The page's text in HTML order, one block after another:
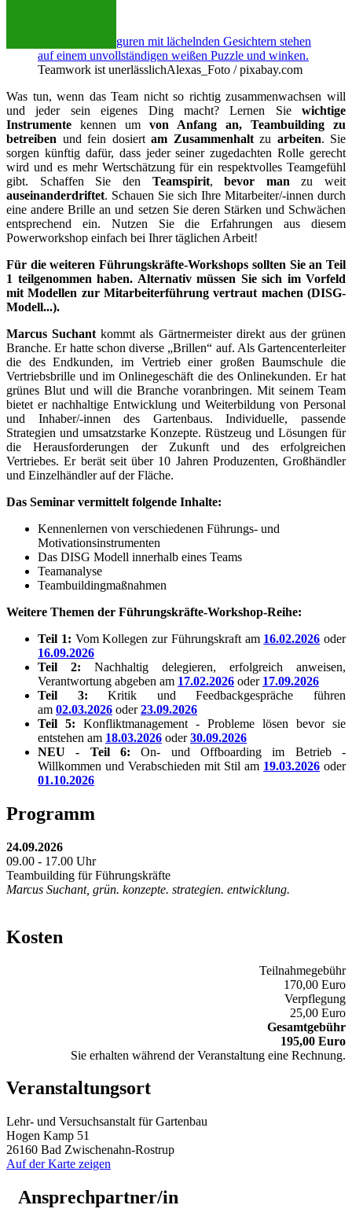
Teamwork ist unerlässlichAlexas_Foto / pixabay.com
Was tun, wenn das Team nicht so richtig zusammenwachsen will
und jeder sein eigenes Ding macht? Lernen Sie wichtige
Instrumente kennen um von Anfang an, Teambuilding zu
betreiben und fein dosiert am Zusammenhaltzu arbeiten. Sie
sorgen künftig dafür, dass jeder seiner zugedachten Rolle gerecht
wird und es mehr Wertschätzung für ein respektvolles Teamgefühl
gibt. Schaffen Sie den Teamspirit,bevor man zu weit
auseinanderdriftet. Schauen Sie sich Ihre Mitarbeiter/-innen durch
eine andere Brille an und setzen Sie deren Stärken und Schwächen
entsprechend ein. Nutzen Sie die Erfahrungen aus diesem
Powerworkshop einfach bei Ihrer täglichen Arbeit!
Für die weiteren Führungskräfte-Workshops sollten Sie an Teil
1 teilgenommen haben. Alternativ müssen Sie sich im Vorfeld
mit Modellen zur Mitarbeiterführung vertraut machen (DISG-
Modell...).
Marcus Suchant kommt als Gärtnermeister direkt aus der grünen
Branche. Er hatte schon diverse „Brillen“ auf. Als Gartencenterleiter
die des Endkunden, im Vertrieb einer großen Baumschule die
Vertriebsbrille und im Onlinegeschäft die des Onlinekunden. Er hat
grünes Blut und will die Branche voranbringen. Mit seinem Team
bietet er nachhaltige Entwicklung und Weiterbildung von Personal
und Inhaber/-innen des Gartenbaus. Individuelle, passende
Strategien und umsatzstarke Konzepte. Rüstzeug und Lösungen für
die Herausforderungen der Zukunft und des erfolgreichen
Vertriebes. Er berät seit über 10 Jahren Produzenten, Großhändler
und Einzelhändler auf der Fläche.
Das Seminar vermittelt folgende Inhalte:
Kennenlernen von verschiedenen Führungs- und
Motivationsinstrumenten
Das DISG Modell innerhalb eines Teams
Teamanalyse
Teambuildingmaßnahmen
Weitere Themen der Führungskräfte-Workshop-Reihe:
Teil 1: Vom Kollegen zur Führungskraft am 16.02.2026 oder
16.09.2026
Teil 2: Nachhaltig delegieren, erfolgreich anweisen,
Verantwortung abgeben am 17.02.2026 oder 17.09.2026
Teil 3: Kritik und Feedbackgespräche führen
am 02.03.2026 oder23.09.2026
Teil 5: Konfliktmanagement - Probleme lösen bevor sie
entstehen am 18.03.2026 oder30.09.2026
NEU - Teil 6:On- und Offboarding im Betrieb -
Willkommen und Verabschieden mit Stil am 19.03.2026 oder
01.10.2026
Programm
24.09.2026
09.00 - 17.00 Uhr
Teambuilding für Führungskräfte
Marcus Suchant, grün. konzepte. strategien. entwicklung.
Kosten
Teilnahmegebühr
170,00 Euro
Verpflegung
25,00 Euro
Gesamtgebühr
195,00 Euro
Sie erhalten während der Veranstaltung eine Rechnung.
Veranstaltungsort
Lehr- und Versuchsanstalt für Gartenbau
Hogen Kamp 51
26160 Bad Zwischenahn-Rostrup
Auf der Karte zeigen
Ansprechpartner/in